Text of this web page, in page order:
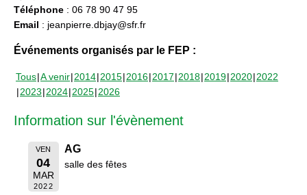
Téléphone : 06 78 90 47 95
Email : jeanpierre.dbjay@sfr.fr
Événements organisés par le FEP :
Tous A venir 2014 2015 2016 2017 2018 2019 2020 2022
2023 2024 2025 2026
Information sur l'évènement
VEN
04
MAR
2022
AG
salle des fêtes